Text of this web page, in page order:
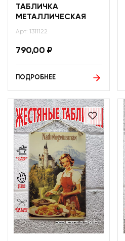
ТАБЛИЧКА
МЕТАЛЛИЧЕСКАЯ
Арт: 1311122
790,00 ₽
ПОДРОБНЕЕ